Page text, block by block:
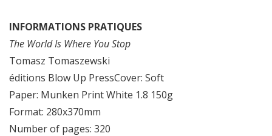
INFORMATIONS PRATIQUES
The World Is Where You Stop
Tomasz Tomaszewski
éditions Blow Up PressCover: Soft
Paper: Munken Print White 1.8 150g
Format: 280x370mm
Number of pages: 320